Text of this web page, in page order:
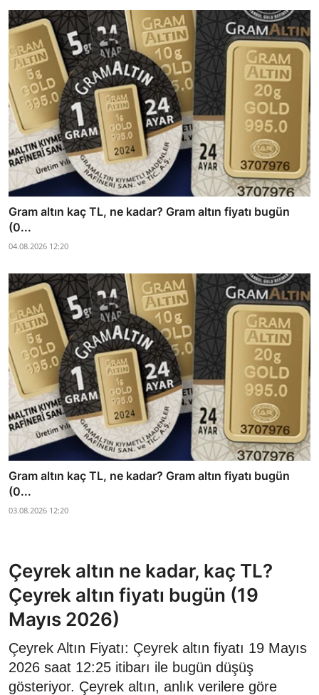
Gram altın kaç TL, ne kadar? Gram altın fiyatı bugün
(0...
04.08.2026 12:20
Gram altın kaç TL, ne kadar? Gram altın fiyatı bugün
(0...
03.08.2026 12:20
Çeyrek altın ne kadar, kaç TL?
Çeyrek altın fiyatı bugün (19
Mayıs 2026)
Çeyrek Altın Fiyatı: Çeyrek altın fiyatı 19 Mayıs
2026 saat 12:25 itibarı ile bugün düşüş
gösteriyor. Çeyrek altın, anlık verilere göre